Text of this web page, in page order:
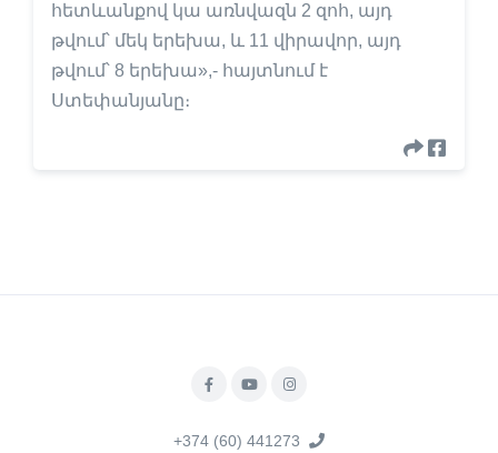
հետևանքով կա առնվազն 2 զոհ, այդ
թվում՝ մեկ երեխա, և 11 վիրավոր, այդ
թվում՝ 8 երեխա»,- հայտնում է
Ստեփանյանը։
+374 (60) 441273